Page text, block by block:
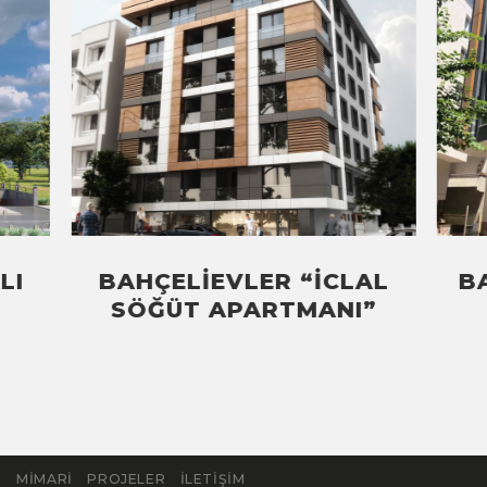
BAHÇELIEVLER “İCLAL
SÖĞÜT APARTMANI”
MIMARI PROJELER İLETIŞIM